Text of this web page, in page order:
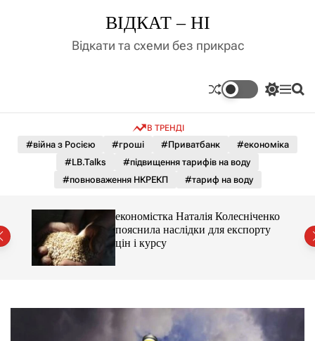
д
у
ВІДКАТ – НІ
Відкати та схеми без прикрас
П
м
к
а
о
л
ь
г
о
М П
В ТРЕНДІ
#війна з Росією #гроші #Приватбанк
#економіка
#LB.Talks
#підвищення тарифів на воду
#повноваження НКРЕКП
#тариф на воду
економістка Наталія Колесніченко
пояснила наслідки для експорту
цін і курсу